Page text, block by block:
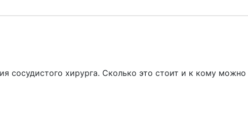
сосудистого хирурга. Сколько это стоит и к кому можно